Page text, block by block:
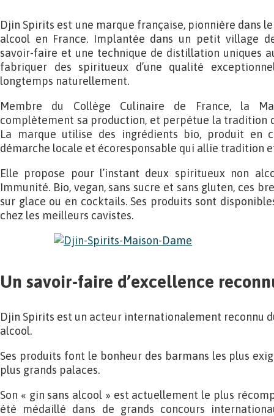
Djin Spirits est une marque française, pionnière dans
alcool en France. Implantée dans un petit village
savoir-faire et une technique de distillation uniques
fabriquer des spiritueux d’une qualité
longtemps naturellement.
Membre du Collège Culinaire de France, la
complètement sa production, et perpétue la tradition
La marque utilise des ingrédients bio, produit en
démarche locale et écoresponsable qui allie tradition
Elle propose pour l’instant deux spiritueux non
Immunité. Bio, vegan, sans sucre et sans gluten, ces
sur glace ou en cocktails. Ses produits sont
chez les meilleurs cavistes.
Un savoir-faire d’excellence
Djin Spirits est un acteur internationalement reconnu
alcool.
Ses produits font le bonheur des barmans les plus
plus grands palaces.
Son « gin sans alcool » est actuellement le plus
été médaillé dans de grands concours